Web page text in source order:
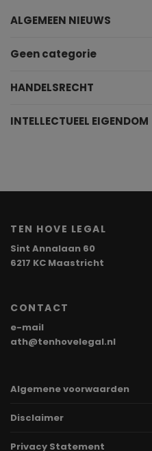
ALGEMEEN NIEUWS
Geen categorie
HANDELSRECHT
INTELLECTUEEL EIGENDOM
TEN HOVE LEGAL
Sint Annalaan 60
6217 KC Maastricht
CONTACT
e-mail
ath@tenhovelegal.nl
Algemene voorwaarden
Disclaimer
Privacy Statement